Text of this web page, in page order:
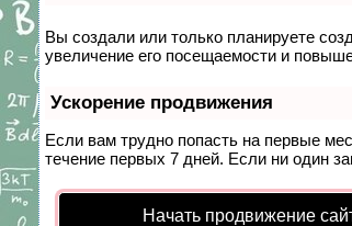
Вы создали или только планируете
увеличение его посещаемости и
Ускорение продвижения
Если вам трудно попасть на первые
течение первых 7 дней. Если ни один
Начать продвижение